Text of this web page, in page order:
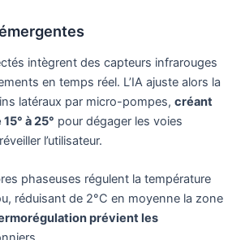
intègrent des capteurs infrarouges
en temps réel. L’IA ajuste alors la
latéraux par micro-pompes, créant
à 25° pour dégager les voies
l’utilisateur.
phaseuses régulent la température
réduisant de 2°C en moyenne la zone
prévient les